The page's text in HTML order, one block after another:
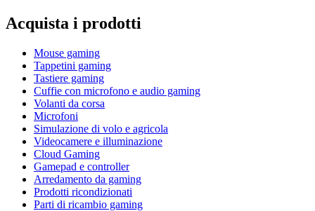
Acquista i prodotti
Mouse gaming
Tappetini gaming
Tastiere gaming
Cuffie con microfono e audio gaming
Volanti da corsa
Microfoni
Simulazione di volo e agricola
Videocamere e illuminazione
Cloud Gaming
Gamepad e controller
Arredamento da gaming
Prodotti ricondizionati
Parti di ricambio gaming